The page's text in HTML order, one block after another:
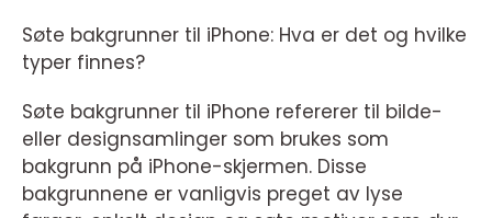
Søte bakgrunner til iPhone: Hva er det og hvilke
typer finnes?
Søte bakgrunner til iPhone refererer til bilde-
eller designsamlinger som brukes som
bakgrunn på iPhone-skjermen. Disse
bakgrunnene er vanligvis preget av lyse